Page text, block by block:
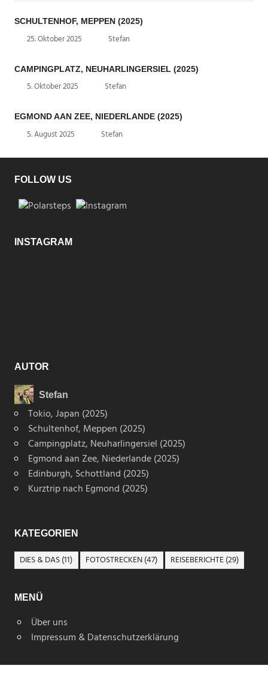
SCHULTENHOF, MEPPEN (2025)
25. Oktober 2025 Stefan
CAMPINGPLATZ, NEUHARLINGERSIEL (2025)
5. Oktober 2025 Stefan
EGMOND AAN ZEE, NIEDERLANDE (2025)
5. August 2025 Stefan
FOLLOW US
INSTAGRAM
AUTOR
Stefan
Tokio, Japan (2025)
Schultenhof, Meppen (2025)
Campingplatz, Neuharlingersiel (2025)
Egmond aan Zee, Niederlande (2025)
Edinburgh, Schottland (2025)
Kurztrip nach Egmond (2025)
KATEGORIEN
DIES & DAS(11) FOTOSTRECKEN(47) REISEBERICHTE(29)
MENÜ
Über uns
Impressum & Datenschutzerklärung